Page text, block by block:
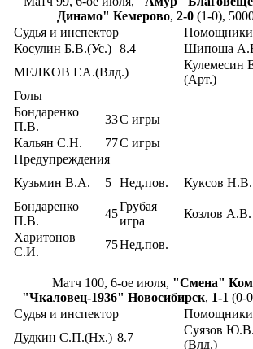
Динамо" Кемерово, 2-0 (1-0),
Судья и инспектор
Помощники
Косулин Б.В.(Ус.) 8.4 Шипоша
МЕЛКОВ Г.А.(Влд.)
Кулемесин
(Арт.)
Голы
Бондаренко
П.В.
33С игры
Кальян С.Н.
77С игры
Предупреждения
Кузьмин В.А.
5 Нед.пов. Куксов Н.В.
Бондаренко
П.В.
45
Грубая
игра
Козлов А.В.
Харитонов
С.И.
75Нед.пов.
Матч 100, 6-ое июля, "Смена"
"Чкаловец-1936" Новосибирск, 1-1 (0-
Судья и инспектор
Помощники
Дудкин С.П.(Нх.) 8.7
Суязов Ю.В.
(Влд.)